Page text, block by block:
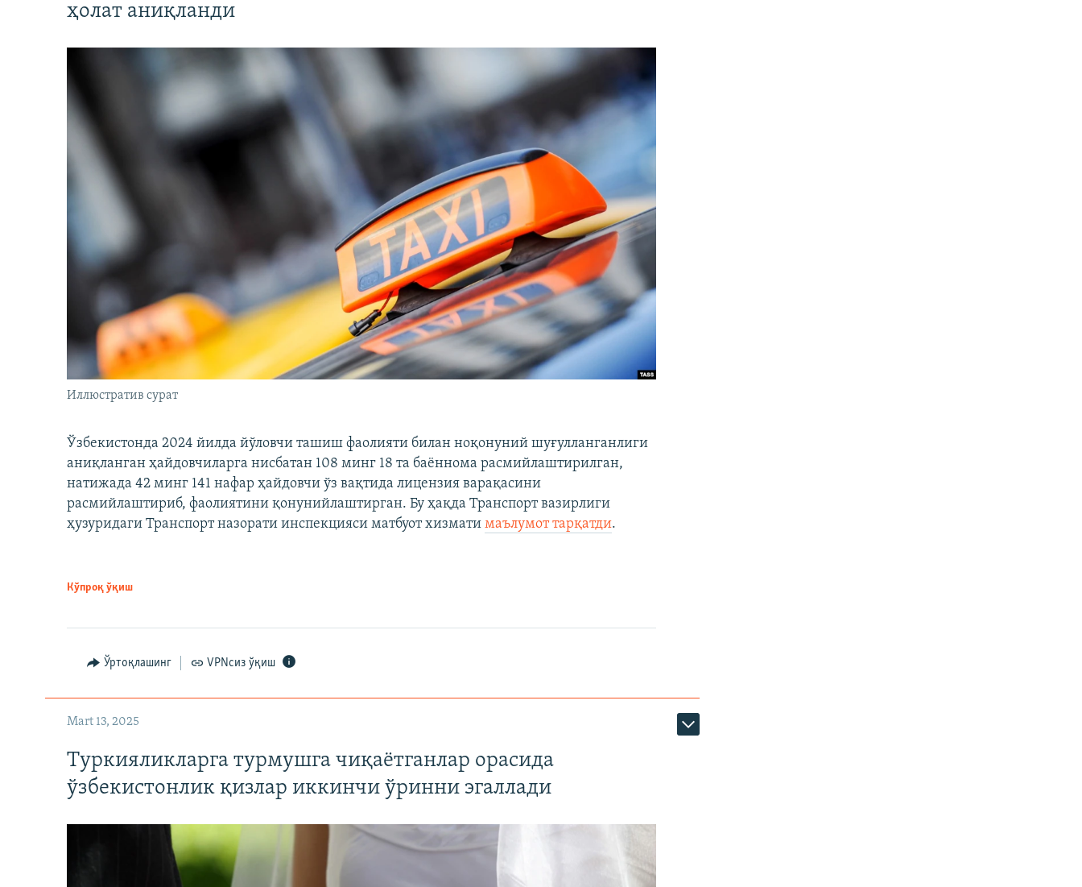
ҳолат аниқланди
Иллюстратив сурат
Ўзбекистонда 2024 йилда йўловчи ташиш фаолияти билан ноқонуний шуғулланганлиги
аниқланган ҳайдовчиларга нисбатан 108 минг 18 та баённома расмийлаштирилган,
натижада 42 минг 141 нафар ҳайдовчи ўз вақтида лицензия варақасини
расмийлаштириб, фаолиятини қонунийлаштирган. Бу ҳақда Транспорт вазирлиги
ҳузуридаги Транспорт назорати инспекцияси матбуот хизмати маълумот тарқатди.
Кўпроқ ўқиш
Ўртоқлашинг VPNсиз ўқиш
Mart 13, 2025
Туркияликларга турмушга чиқаётганлар орасида
ўзбекистонлик қизлар иккинчи ўринни эгаллади